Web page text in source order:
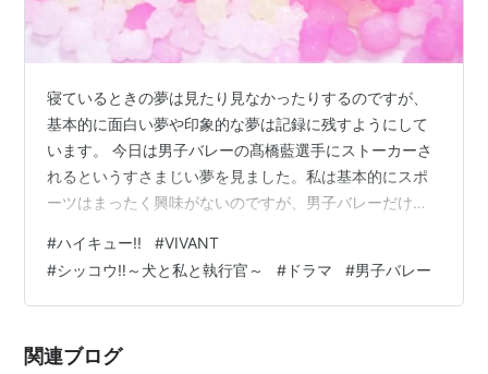
寝ているときの夢は見たり見なかったりするのですが、
基本的に面白い夢や印象的な夢は記録に残すようにして
います。 今日は男子バレーの髙橋藍選手にストーカーさ
れるというすさまじい夢を見ました。私は基本的にスポ
ーツはまったく興味がないのですが、男子バレーだけは
得る限り、これまでの日本男子バレーの中でもトップク
ラスの美形だと思うのですが、個人的にはほんのりと増
田こうすけみがある気がして、そういうところも含めて
ンダーソン選手が俳優レベルでかっこよくて、ポーラン
#ハイキュー!! #VIVANT
#シッコウ‼～犬と私と執行官～ # ドラマ #男子バレー
関連ブログ